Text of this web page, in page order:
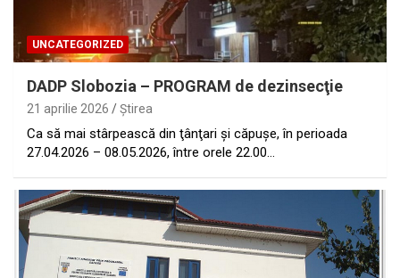
UNCATEGORIZED
DADP Slobozia – PROGRAM de dezinsecţie
21 aprilie 2026 Ştirea
Ca să mai stârpească din ţânţari şi căpuşe, în perioada
27.04.2026 – 08.05.2026, între orele 22.00…